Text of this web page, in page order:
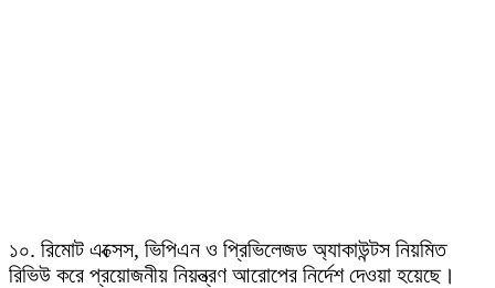
১০. রিমোট এক্সেস, ভিপিএন ও প্রিভিলেজড অ্যাকাউন্টস নিয়মিত
রিভিউ করে প্রয়োজনীয় নিয়ন্ত্রণ আরোপের নির্দেশ দেওয়া হয়েছে।